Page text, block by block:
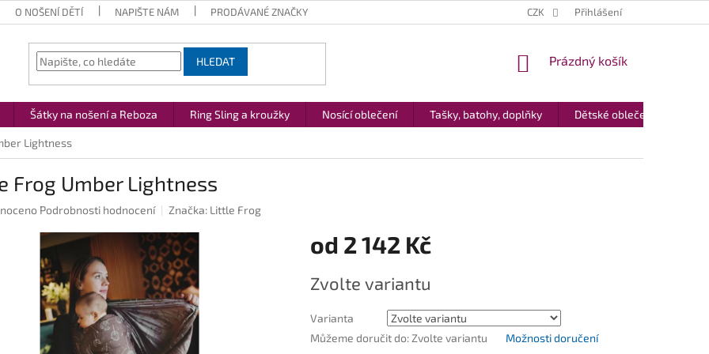
O NOŠENÍ DĚTÍ NAPIŠTE NÁM PRODÁVANÉ ZNAČKY CZK Přihlášení
HLEDAT
NÁKUPNÍ
Prázdný košík
Šátky na nošení a Reboza Ring Sling a kroužky Nosící oblečení Tašky, batohy, doplňky Dětské oblečení
Lightness
Frog Umber Lightness
Podrobnosti hodnocení Značka: Little Frog
od 2 142 Kč
cena:
Zvolte variantu
Varianta
Můžeme doručit do: Zvolte variantu Možnosti doručení